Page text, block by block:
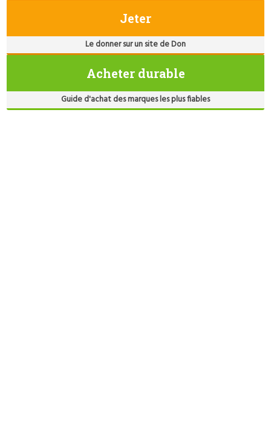
Jeter
Le donner sur un site de Don
Acheter durable
Guide d'achat des marques les plus fiables